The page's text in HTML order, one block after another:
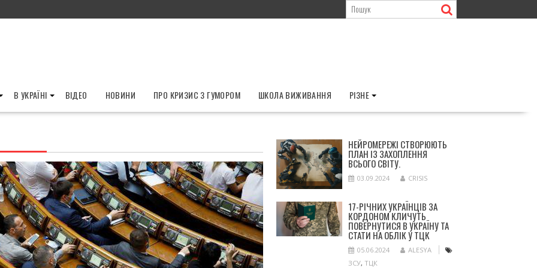
В УКРАЇНІ ВІДЕО НОВИНИ ПРО КРИЗИС З ГУМОРОМ ШКОЛА ВИЖИВАННЯ РІЗНЕ
НЕЙРОМЕРЕЖІ СТВОРЮЮТЬ
ПЛАН ІЗ ЗАХОПЛЕННЯ
ВСЬОГО СВІТУ.
03.09.2024 CRISIS
17-РІЧНИХ УКРАЇНЦІВ ЗА
КОРДОНОМ КЛИЧУТЬ
ПОВЕРНУТИСЯ В УКРАЇНУ ТА
СТАТИ НА ОБЛІК У ТЦК
05.06.2024
ALESYA
ЗСУ, ТЦК